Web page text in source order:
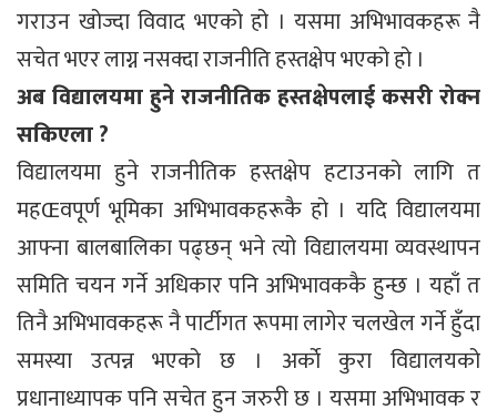
गराउन खोज्दा विवाद भएको हो । यसमा अभिभावकहरू नै
सचेत भएर लाग्न नसक्दा राजनीति हस्तक्षेप भएको हो ।
अब विद्यालयमा हुने राजनीतिक हस्तक्षेपलाई कसरी रोक्न
सकिएला ?
विद्यालयमा हुने राजनीतिक हस्तक्षेप हटाउनको लागि त
महŒवपूर्ण भूमिका अभिभावकहरूकै हो । यदि विद्यालयमा
आफ्ना बालबालिका पढ्छन् भने त्यो विद्यालयमा व्यवस्थापन
समिति चयन गर्ने अधिकार पनि अभिभावककै हुन्छ । यहाँ त
तिनै अभिभावकहरू नै पार्टीगत रूपमा लागेर चलखेल गर्ने हुँदा
समस्या उत्पन्न भएको छ । अर्काे कुरा विद्यालयको
प्रधानाध्यापक पनि सचेत हुन जरुरी छ । यसमा अभिभावक र